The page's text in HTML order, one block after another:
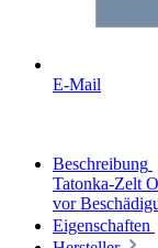
E-Mail
Beschreibung
Tatonka-Zelt
vor
Eigenschaften